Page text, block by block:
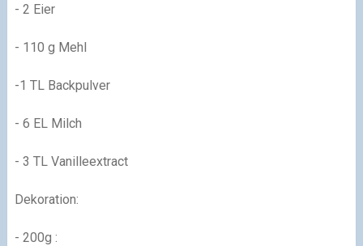
- 2 Eier
- 110 g Mehl
-1 TL Backpulver
- 6 EL Milch
- 3 TL Vanilleextract
Dekoration:
- 200g :